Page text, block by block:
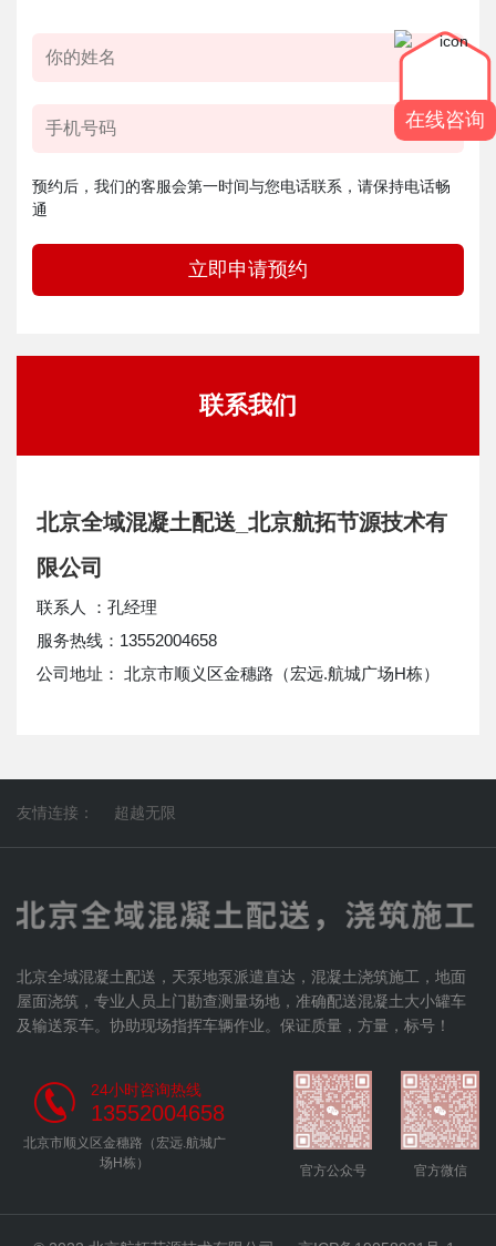
预约后，我们的客服会第一时间与您电话联系，请保持电话畅
通
立即申请预约
联系我们
北京全域混凝土配送_北京航拓节源技术有
限公司
联系人 ：孔经理
服务热线：13552004658
公司地址： 北京市顺义区金穗路（宏远.航城广场H栋）
友情连接： 超越无限
北京全域混凝土配送，天泵地泵派遣直达，混凝土浇筑施工，地面
屋面浇筑，专业人员上门勘查测量场地，准确配送混凝土大小罐车
及输送泵车。协助现场指挥车辆作业。保证质量，方量，标号！
24小时咨询热线
13552004658
北京市顺义区金穗路（宏远.航城广
场H栋）
官方公众号 官方微信
在线咨询